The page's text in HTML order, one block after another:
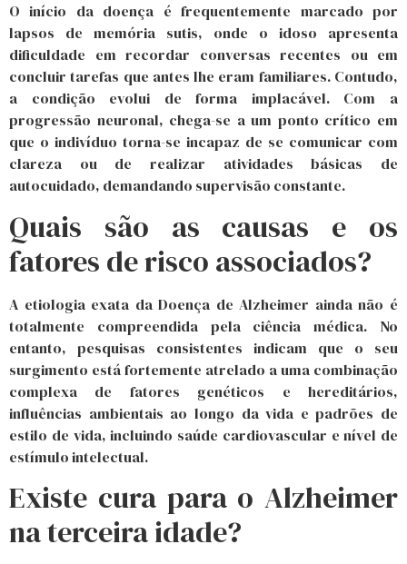
O início da doença é frequentemente marcado por
lapsos de memória sutis, onde o idoso apresenta
dificuldade em recordar conversas recentes ou em
concluir tarefas que antes lhe eram familiares. Contudo,
a condição evolui de forma implacável. Com a
progressão neuronal, chega-se a um ponto crítico em
que o indivíduo torna-se incapaz de se comunicar com
clareza ou de realizar atividades básicas de
autocuidado, demandando supervisão constante.
Quais são as causas e os
fatores de risco associados?
A etiologia exata da Doença de Alzheimer ainda não é
totalmente compreendida pela ciência médica. No
entanto, pesquisas consistentes indicam que o seu
surgimento está fortemente atrelado a uma combinação
complexa de fatores genéticos e hereditários,
influências ambientais ao longo da vida e padrões de
estilo de vida, incluindo saúde cardiovascular e nível de
estímulo intelectual.
Existe cura para o Alzheimer
na terceira idade?